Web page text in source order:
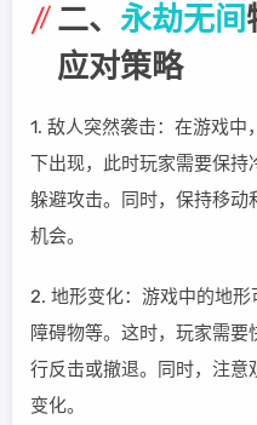
二、 永劫无间
应对策略
1. 敌人突然袭击：在游戏
下出现，此时玩家需要保
躲避攻击。同时，保持移动
机会。
2. 地形变化：游戏中的地形
障碍物等。这时，玩家需
行反击或撤退。同时，注意
变化。